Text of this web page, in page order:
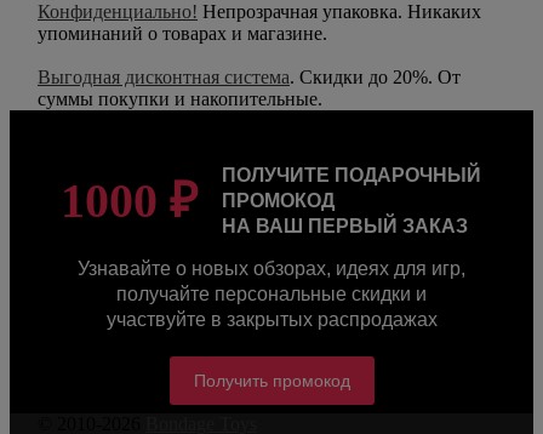
Конфиденциально! Непрозрачная упаковка. Никаких
упоминаний о товарах и магазине.
Выгодная дисконтная система. Скидки до 20%. От
суммы покупки и накопительные.
1000 ₽
ПОЛУЧИТЕ ПОДАРОЧНЫЙ
ПРОМОКОД
НА ВАШ ПЕРВЫЙ ЗАКАЗ
Узнавайте о новых обзорах, идеях для игр,
получайте персональные скидки и
участвуйте в закрытых распродажах
Получить промокод